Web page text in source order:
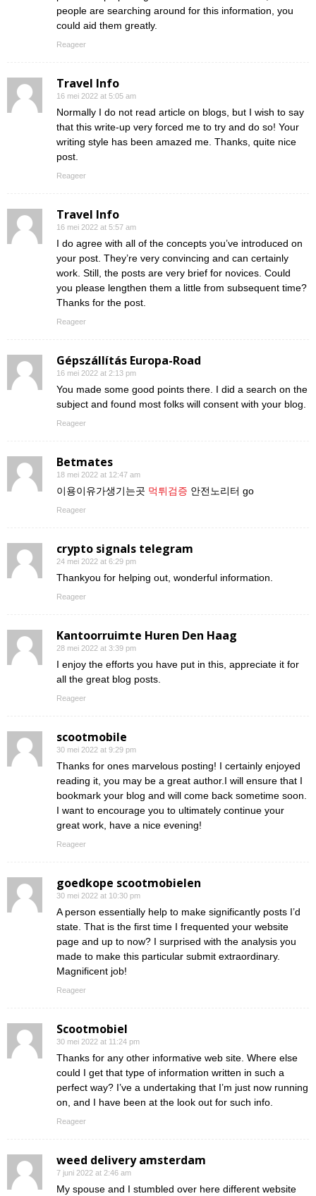
people are searching around for this information, you
could aid them greatly.
Reageer
Travel Info
16 mei 2022 at 5:05 am
Normally I do not read article on blogs, but I wish to say
that this write-up very forced me to try and do so! Your
writing style has been amazed me. Thanks, quite nice
post.
Reageer
Travel Info
16 mei 2022 at 5:57 am
I do agree with all of the concepts you’ve introduced on
your post. They’re very convincing and can certainly
work. Still, the posts are very brief for novices. Could
you please lengthen them a little from subsequent time?
Thanks for the post.
Reageer
Gépszállítás Europa-Road
16 mei 2022 at 2:13 pm
You made some good points there. I did a search on the
subject and found most folks will consent with your blog.
Reageer
Betmates
18 mei 2022 at 12:47 am
이용이유가생기는곳 먹튀검증 안전노리터 go
Reageer
crypto signals telegram
24 mei 2022 at 6:29 pm
Thankyou for helping out, wonderful information.
Reageer
Kantoorruimte Huren Den Haag
28 mei 2022 at 3:39 pm
I enjoy the efforts you have put in this, appreciate it for
all the great blog posts.
Reageer
scootmobile
30 mei 2022 at 9:29 pm
Thanks for ones marvelous posting! I certainly enjoyed
reading it, you may be a great author.I will ensure that I
bookmark your blog and will come back sometime soon.
I want to encourage you to ultimately continue your
great work, have a nice evening!
Reageer
goedkope scootmobielen
30 mei 2022 at 10:30 pm
A person essentially help to make significantly posts I’d
state. That is the first time I frequented your website
page and up to now? I surprised with the analysis you
made to make this particular submit extraordinary.
Magnificent job!
Reageer
Scootmobiel
30 mei 2022 at 11:24 pm
Thanks for any other informative web site. Where else
could I get that type of information written in such a
perfect way? I’ve a undertaking that I’m just now running
on, and I have been at the look out for such info.
Reageer
weed delivery amsterdam
7 juni 2022 at 2:46 am
My spouse and I stumbled over here different website